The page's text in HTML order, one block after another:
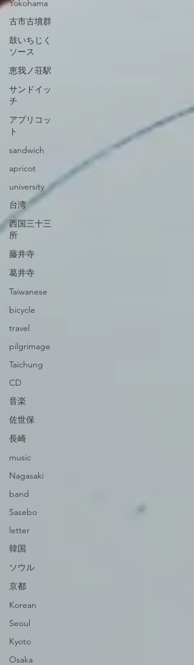
Yokohama
古市古墳群
鼓いちじく
ソース
恵我ノ荘駅
サンドイッ
チ
アプリコッ
ト
sandwich
apricot
university
台湾
西国三十三
所
藤井寺
葛井寺
Taiwanese
bicycle
travel
pilgrimage
Taichung
CD
音楽
佐世保
長崎
music
Nagasaki
band
Sasebo
letter
韓国
ソウル
京都
Korean
Seoul
Kyoto
Osaka